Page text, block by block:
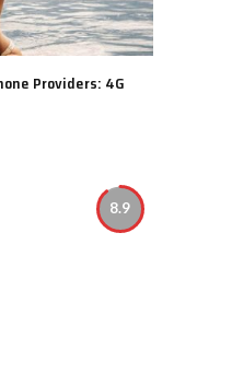
Providers: 4G
8.9